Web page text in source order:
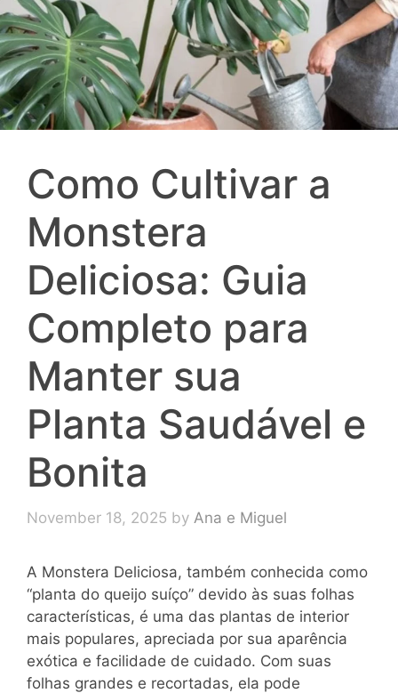
Como Cultivar a
Monstera
Deliciosa: Guia
Completo para
Manter sua
Planta Saudável e
Bonita
November 18, 2025 by Ana e Miguel
A Monstera Deliciosa, também conhecida como
“planta do queijo suíço” devido às suas folhas
características, é uma das plantas de interior
mais populares, apreciada por sua aparência
exótica e facilidade de cuidado. Com suas
folhas grandes e recortadas, ela pode